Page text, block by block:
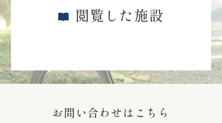
閲覧した施設
お問い合わせはこちら